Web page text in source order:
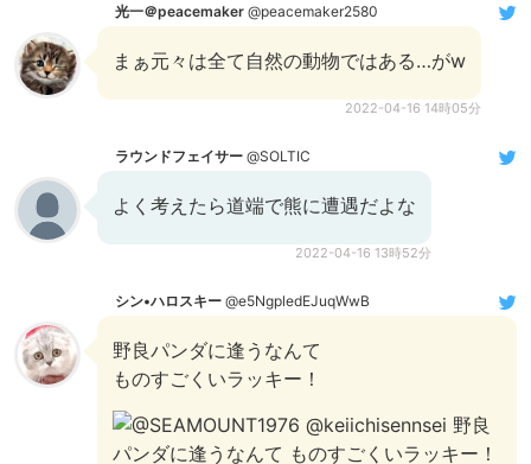
光一＠peacemaker @peacemaker2580
まぁ元々は全て自然の動物ではある…がw
2022-04-16 14時05分
ラウンドフェイサー @SOLTIC
よく考えたら道端で熊に遭遇だよな
2022-04-16 13時52分
シン•ハロスキー @e5NgpledEJuqWwB
野良パンダに逢うなんて
ものすごくいラッキー！